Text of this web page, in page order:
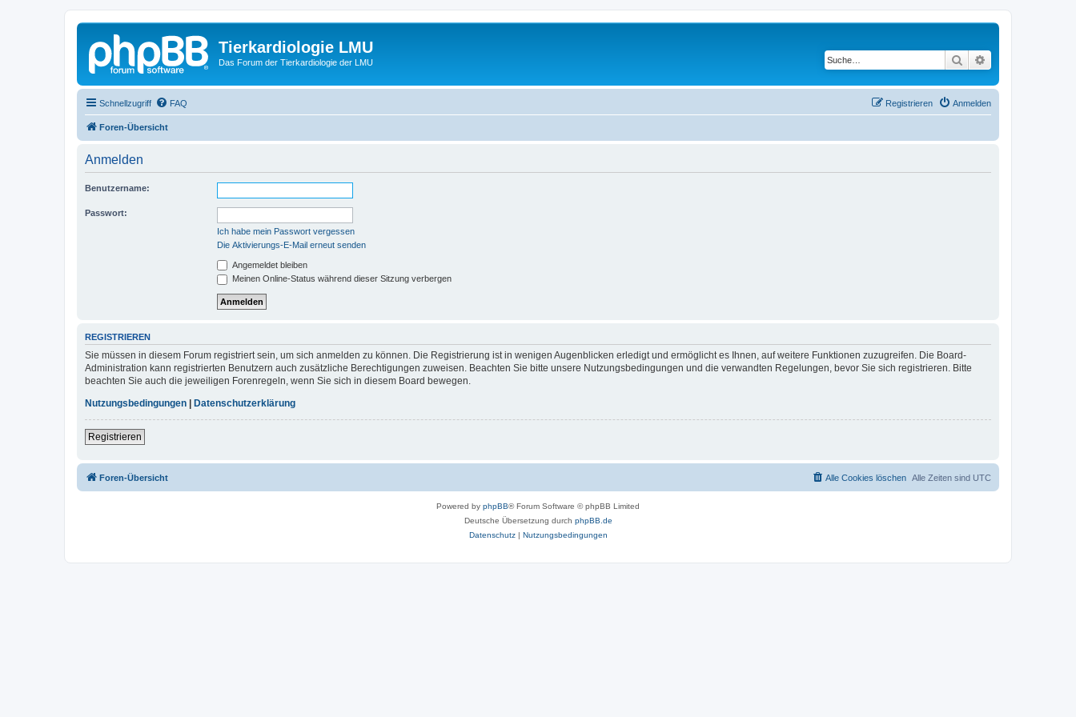
Tierkardiologie LMU
Das Forum der Tierkardiologie der LMU Suche
Schnellzugriff FAQ Anmelden
Registrieren
Foren-Übersicht
Anmelden
Benutzername:
Passwort:
Ich habe mein Passwort vergessen
Die Aktivierungs-E-Mail erneut senden
Angemeldet bleiben
Meinen Online-Status während dieser Sitzung verbergen
REGISTRIEREN
Sie müssen in diesem Forum registriert sein, um sich anmelden zu können. Die Registrierung ist in wenigen Augenblicken erledigt und ermöglicht es Ihnen, auf weitere Funktionen zuzugreifen. Die Board-
Administration kann registrierten Benutzern auch zusätzliche Berechtigungen zuweisen. Beachten Sie bitte unsere Nutzungsbedingungen und die verwandten Regelungen, bevor Sie sich registrieren. Bitte
beachten Sie auch die jeweiligen Forenregeln, wenn Sie sich in diesem Board bewegen.
Nutzungsbedingungen
Datenschutzerklärung
Registrieren
Foren-Übersicht Alle Zeiten sind UTC
Alle Cookies löschen
Powered by phpBB® Forum Software © phpBB Limited
Deutsche Übersetzung durch phpBB.de
Datenschutz| Nutzungsbedingungen